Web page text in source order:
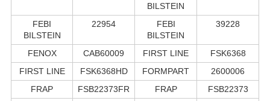
BILSTEIN
FEBI
BILSTEIN
22954
FEBI
BILSTEIN
39228
FENOX CAB60009 FIRST LINE
FSK6368
FIRST LINE
FSK6368HD FORMPART
2600006
FRAP
FSB22373FR FRAP
FSB22373